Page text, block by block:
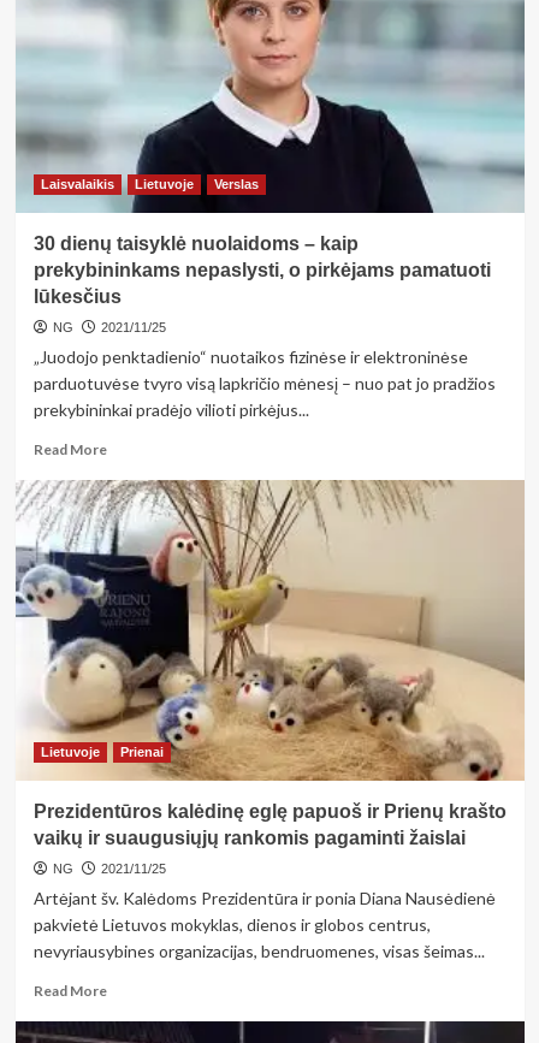
ir
viešajame
metodikomis
vadovaujasi
skirtingi
verslai?
Laisvalaikis Lietuvoje Verslas
30 dienų taisyklė nuolaidoms – kaip
prekybininkams nepaslysti, o pirkėjams pamatuoti
lūkesčius
NG 2021/11/25
„Juodojo penktadienio“ nuotaikos fizinėse ir elektroninėse
parduotuvėse tvyro visą lapkričio mėnesį – nuo pat jo pradžios
prekybininkai pradėjo vilioti pirkėjus...
Read MoreRead
about
30
dienų
taisyklė
nuolaidoms
–
kaip
prekybininkams
nepaslysti,
o
pirkėjams
pamatuoti
lūkesčius
Lietuvoje Prienai
Prezidentūros kalėdinę eglę papuoš ir Prienų krašto
vaikų ir suaugusiųjų rankomis pagaminti žaislai
NG 2021/11/25
Artėjant šv. Kalėdoms Prezidentūra ir ponia Diana Nausėdienė
pakvietė Lietuvos mokyklas, dienos ir globos centrus,
nevyriausybines organizacijas, bendruomenes, visas šeimas...
Read MoreRead
about